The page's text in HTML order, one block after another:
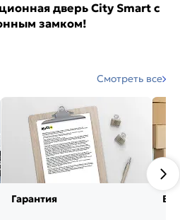
дверь City Smart с
замком!
Смотреть все
Гарантия